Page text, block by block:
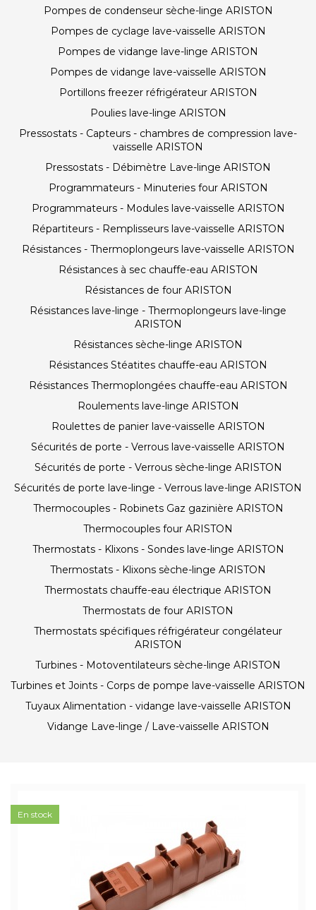
Pompes de condenseur sèche-linge ARISTON
Pompes de cyclage lave-vaisselle ARISTON
Pompes de vidange lave-linge ARISTON
Pompes de vidange lave-vaisselle ARISTON
Portillons freezer réfrigérateur ARISTON
Poulies lave-linge ARISTON
Pressostats - Capteurs - chambres de compression lave-
vaisselle ARISTON
Pressostats - Débimètre Lave-linge ARISTON
Programmateurs - Minuteries four ARISTON
Programmateurs - Modules lave-vaisselle ARISTON
Répartiteurs - Remplisseurs lave-vaisselle ARISTON
Résistances - Thermoplongeurs lave-vaisselle ARISTON
Résistances à sec chauffe-eau ARISTON
Résistances de four ARISTON
Résistances lave-linge - Thermoplongeurs lave-linge
ARISTON
Résistances sèche-linge ARISTON
Résistances Stéatites chauffe-eau ARISTON
Résistances Thermoplongées chauffe-eau ARISTON
Roulements lave-linge ARISTON
Roulettes de panier lave-vaisselle ARISTON
Sécurités de porte - Verrous lave-vaisselle ARISTON
Sécurités de porte - Verrous sèche-linge ARISTON
Sécurités de porte lave-linge - Verrous lave-linge ARISTON
Thermocouples - Robinets Gaz gazinière ARISTON
Thermocouples four ARISTON
Thermostats - Klixons - Sondes lave-linge ARISTON
Thermostats - Klixons sèche-linge ARISTON
Thermostats chauffe-eau électrique ARISTON
Thermostats de four ARISTON
Thermostats spécifiques réfrigérateur congélateur
ARISTON
Turbines - Motoventilateurs sèche-linge ARISTON
Turbines et Joints - Corps de pompe lave-vaisselle ARISTON
Tuyaux Alimentation - vidange lave-vaisselle ARISTON
Vidange Lave-linge / Lave-vaisselle ARISTON
En stock